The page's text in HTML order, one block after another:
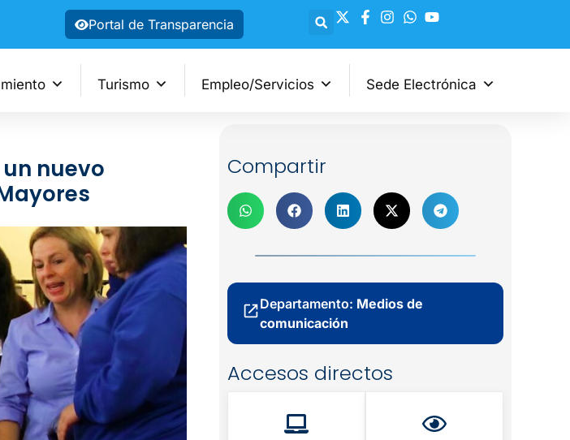
Portal de Transparencia
Turismo Empleo/Servicios Sede Electrónica
nuevo
Compartir
Departamento: Medios de
comunicación
Accesos directos